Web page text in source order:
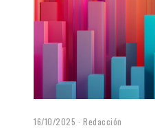
16/10/2025 Redacción